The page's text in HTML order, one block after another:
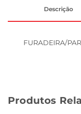
Descrição
FURADEIRA/
Produtos